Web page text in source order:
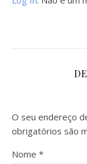
O seu endereço
obrigatórios são
Nome *